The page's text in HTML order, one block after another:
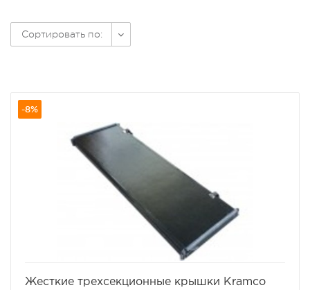
Сортировать по:
-8%
Жесткие трехсекционные крышки Kramco